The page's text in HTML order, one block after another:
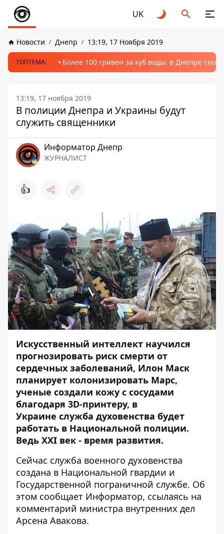
UK
Новости Днепр 13:19, 17 Ноября 2019
ТОПТЕМА: Более 100 гривен за куб воды: в Днепре
13:19, 17 ноября 2019
В полиции Днепра и Украины будут
служить священники
Информатор Днепр
ЖУРНАЛИСТ
👍
Искусственный интеллект научился
прогнозировать риск смерти от
сердечных заболеваний, Илон Маск
планирует колонизировать Марс,
ученые создали кожу с сосудами
благодаря 3D-принтеру, в
Украине служба духовенства будет
работать в Национальной полиции.
Ведь ХХІ век - время развития.
Сейчас служба военного духовенства
создана в Национальной гвардии и
Государственной пограничной службе. Об
этом сообщает Информатор, ссылаясь на
комментарий министра внутренних дел
Арсена Авакова.